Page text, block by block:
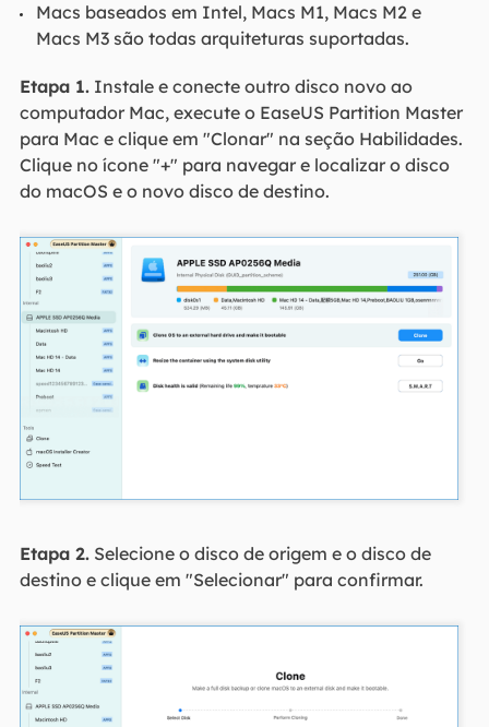
Macs baseados em Intel, Macs M1, Macs M2 e
Macs M3 são todas arquiteturas suportadas.
Etapa 1.Instale e conecte outro disco novo ao
computador Mac, execute o EaseUS Partition Master
para Mac e clique em "Clonar" na seção Habilidades.
Clique no ícone "+" para navegar e localizar o disco
do macOS e o novo disco de destino.
Etapa 2.Selecione o disco de origem e o disco de
destino e clique em "Selecionar" para confirmar.